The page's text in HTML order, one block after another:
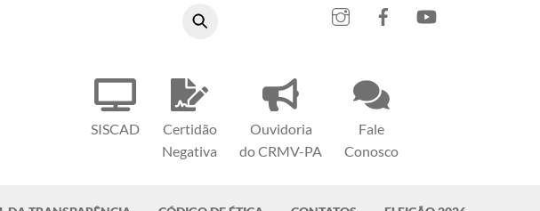
SISCAD
Certidão
Negativa
Ouvidoria
do CRMV-PA
Fale
Conosco
InstagramFacebook